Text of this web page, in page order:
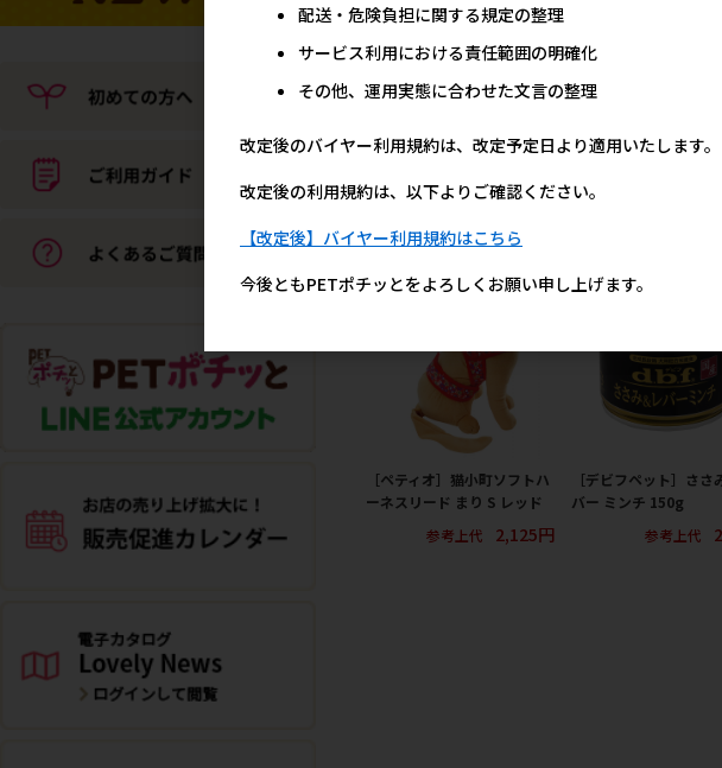
［ペティオアドメイト(直
送)］ペット用リバーシブル
電気ヒーター ハード M ※メ
ーカー直送 ※発注単位・最
５万円以上)にご注意下さい
入)］マナーウェア 男の
Sサイズ モカストライプ
イトブルージーンズ 46
低発注数量(混載30ケー
上)にご注意下さい【メ
ーフェア5】
［ペティオ］猫小町ソフトハ
ーネスリード まり S レッド
参考上代
2,125円
［デビフペット］ささ
バー ミンチ 150g
参考上代
配送・危険負担に関する規定の整理
サービス利用における責任範囲の明確化
その他、運用実態に合わせた文言の整理
改定後のバイヤー利用規約は、改定予定日より適用いたします。
改定後の利用規約は、以下よりご確認ください。
【改定後】バイヤー利用規約はこちら
今後ともPETポチッとをよろしくお願い申し上げます。